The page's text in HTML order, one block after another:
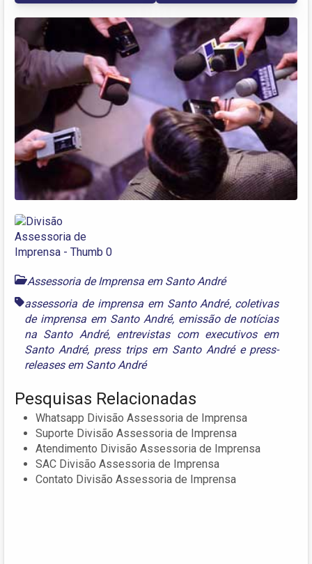
Assessoria de Imprensa em Santo André
assessoria de imprensa em Santo André, coletivas
de imprensa em Santo André, emissão de notícias
na Santo André, entrevistas com executivos em
Santo André, press trips em Santo Andrée press-
releases em Santo André
Pesquisas Relacionadas
Whatsapp Divisão Assessoria de Imprensa
Suporte Divisão Assessoria de Imprensa
Atendimento Divisão Assessoria de Imprensa
SAC Divisão Assessoria de Imprensa
Contato Divisão Assessoria de Imprensa